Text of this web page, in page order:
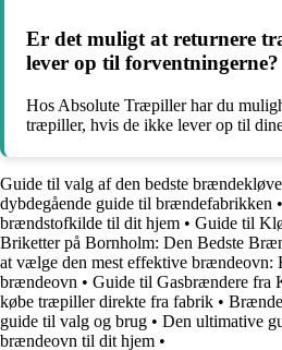
Er det muligt at returnere
lever op til forventningerne?
Hos Absolute Træpiller har du
træpiller, hvis de ikke lever op til
Guide til valg af den bedste
dybdegående guide til brændefabrikken •
brændstofkilde til dit hjem • Guide til
Briketter på Bornholm: Den Bedste
at vælge den mest effektive brændeovn:
brændeovn • Guide til Gasbrændere fra
købe træpiller direkte fra fabrik •
guide til valg og brug • Den ultimative
brændeovn til dit hjem •